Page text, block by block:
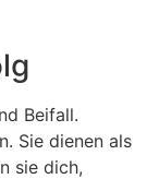
Beifall.
Sie dienen als
sie dich,